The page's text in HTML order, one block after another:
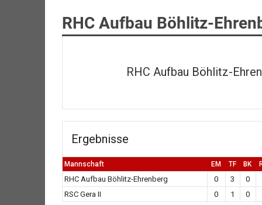
RHC Aufbau Böhlitz-
RHC Aufbau Böhlitz-
Ergebnisse
Mannschaft EM TF BK
RHC Aufbau Böhlitz-Ehrenberg 0 3 0
RSC Gera II
0 1 0